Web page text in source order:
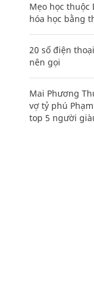
Mẹo học thuộc
hóa học bằng
20 số điện
nên gọi
Mai Phương
vợ tỷ phú
top 5 người